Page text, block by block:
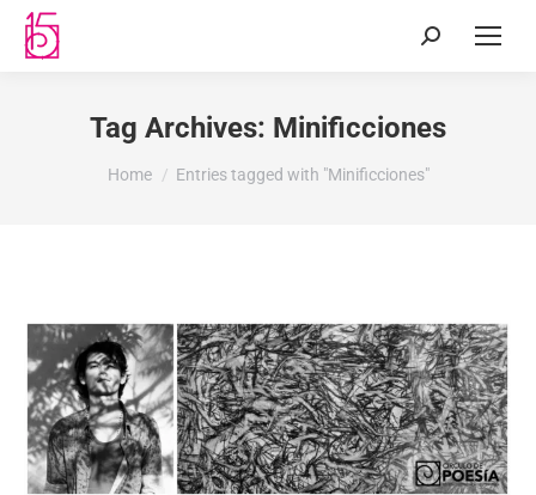
Tag Archives: Minificciones
You are here:
Home Entries tagged with "Minificciones"